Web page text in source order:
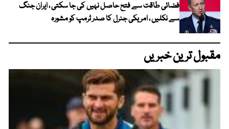
فضائی طاقت سے فتح حاصل نہیں کی جا سکتی ، ایران جنگ
سے نکلیں ، امریکی جنرل کا صدر ٹرمپ کو مشورہ
مقبول ترین خبریں